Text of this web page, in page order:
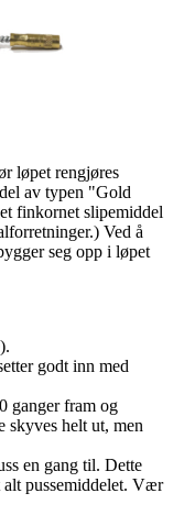
løpet rengjøres
av typen "Gold
finkornet slipemiddel
Ved å
seg opp i løpet
godt inn med
ganger fram og
skyves helt ut, men
en gang til. Dette
pussemiddelet. Vær